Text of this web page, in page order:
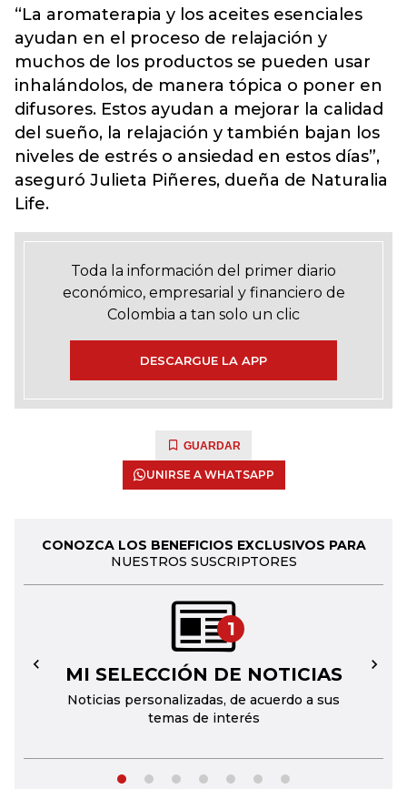
“La aromaterapia y los aceites esenciales
ayudan en el proceso de relajación y
muchos de los productos se pueden usar
inhalándolos, de manera tópica o poner en
difusores. Estos ayudan a mejorar la calidad
del sueño, la relajación y también bajan los
niveles de estrés o ansiedad en estos días”,
aseguró Julieta Piñeres, dueña de Naturalia
Life.
Toda la información del primer diario
económico, empresarial y financiero de
Colombia a tan solo un clic
DESCARGUE LA APP
GUARDAR
UNIRSE A WHATSAPP
CONOZCA LOS BENEFICIOS EXCLUSIVOS PARA
NUESTROS SUSCRIPTORES
1
MI SELECCIÓN DE NOTICIAS
Noticias personalizadas, de acuerdo a sus
temas de interés
← →